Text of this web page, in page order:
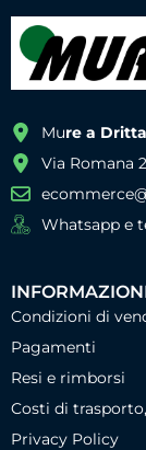
Mure a
Via Romana
Whatsapp e
Condizioni di
Pagamenti
Resi e rimborsi
Costi di
Privacy Policy